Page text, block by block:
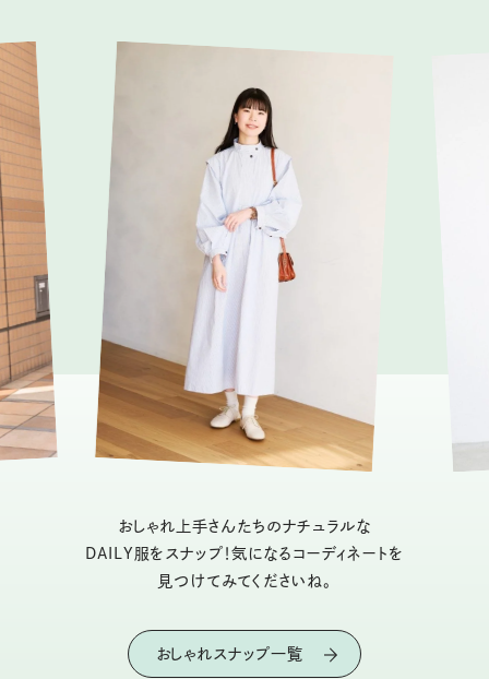
おしゃれ上手さんたちのナチュラルな
DAILY服をスナップ！気になるコーディネートを
見つけてみてくださいね。
おしゃれスナップ一覧